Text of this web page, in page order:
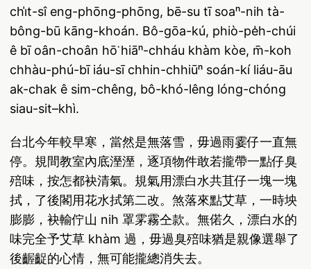
chi̍t-sî eng-phōng-phōng, bē-su tī soaⁿ-nih tà-
bông-bū kāng-khoán. Bô-gōa-kú, phiò-pe̍h-chúi
ê bī oân-choân hō͘ hiāⁿ-chháu khàm kòe, m̄-koh
chhàu-phú-bī iáu-sī chhin-chhiūⁿ soán-kí liáu-āu
ak-chak ê sim-chêng, bô-khó-lêng lóng-chóng
siau-sit–khì.
台北今年較早寒，當然是無落雪，毋過雨霎仔一直無
停。規間教室內底溼溼，逐項物件敢若攏帶一點仔臭
殕味，按怎都袂清氣。規氣用漂白水共苴仔一塊一塊
拭，了後閣用花水拭第二改。煞落來點艾草，一時坱
膨膨，袂輸佇山 nih 罩雺霧仝款。無偌久，漂白水的
味完全予艾草 khàm 過，毋過臭殕味猶是親像選舉了
後齷齪的心情，無可能攏總消失去。